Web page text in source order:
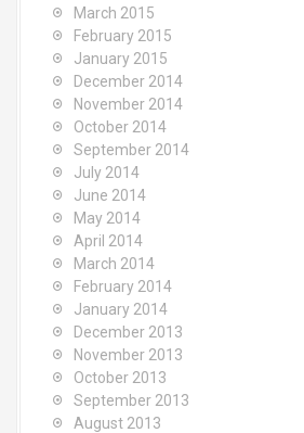
March 2015
February 2015
January 2015
December 2014
November 2014
October 2014
September 2014
July 2014
June 2014
May 2014
April 2014
March 2014
February 2014
January 2014
December 2013
November 2013
October 2013
September 2013
August 2013